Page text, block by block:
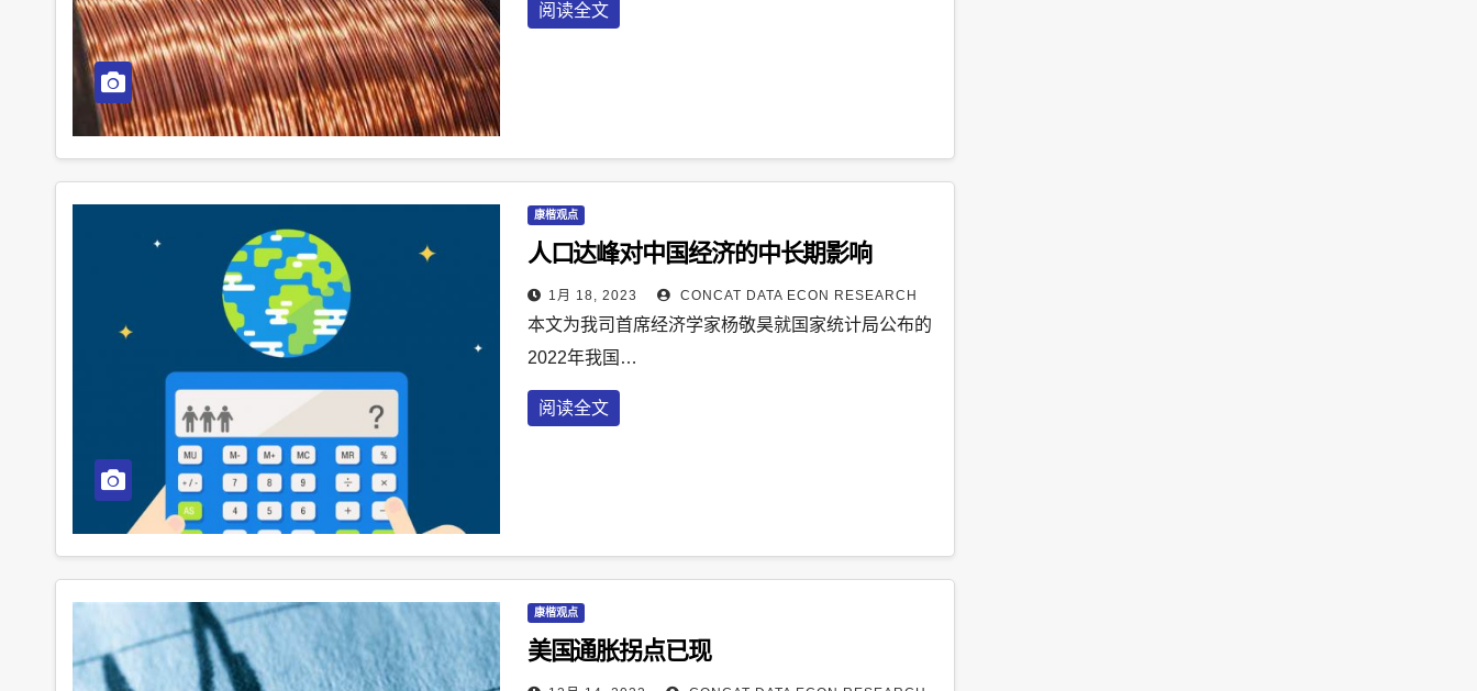
阅读全文
康楷观点
人口达峰对中国经济的中长期影响
1月 18, 2023 CONCAT DATA ECON RESEARCH
本文为我司首席经济学家杨敬昊就国家统计局公布的
2022年我国…
阅读全文
康楷观点
美国通胀拐点已现